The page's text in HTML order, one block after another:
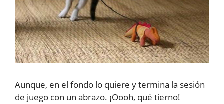
Aunque, en el fondo lo quiere y termina la sesión
de juego con un abrazo. ¡Oooh, qué tierno!